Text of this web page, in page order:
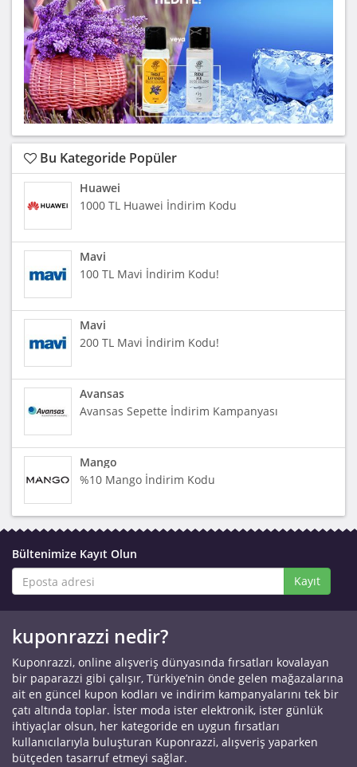
Bu Kategoride Popüler
Huawei
1000 TL Huawei İndirim Kodu
Mavi
100 TL Mavi İndirim Kodu!
Mavi
200 TL Mavi İndirim Kodu!
Avansas
Avansas Sepette İndirim Kampanyası
Mango
%10 Mango İndirim Kodu
Bültenimize Kayıt Olun
Kayıt
kuponrazzi nedir?
Kuponrazzi, online alışveriş dünyasında fırsatları kovalayan
bir paparazzi gibi çalışır, Türkiye’nin önde gelen mağazalarına
ait en güncel kupon kodları ve indirim kampanyalarını tek bir
çatı altında toplar. İster moda ister elektronik, ister günlük
ihtiyaçlar olsun, her kategoride en uygun fırsatları
kullanıcılarıyla buluşturan Kuponrazzi, alışveriş yaparken
bütçeden tasarruf etmeyi sağlar.